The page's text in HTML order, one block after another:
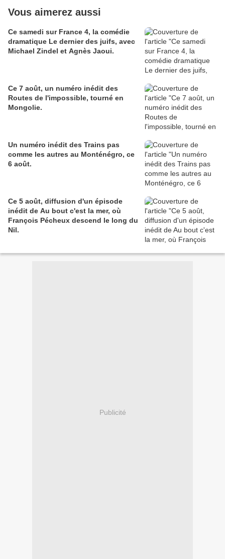
Vous aimerez aussi
Ce samedi sur France 4, la comédie
dramatique Le dernier des juifs, avec
Michael Zindel et Agnès Jaoui.
Ce 7 août, un numéro inédit des
Routes de l'impossible, tourné en
Mongolie.
Un numéro inédit des Trains pas
comme les autres au Monténégro, ce
6 août.
Ce 5 août, diffusion d'un épisode
inédit de Au bout c'est la mer, où
François Pécheux descend le long du
Nil.
Publicité